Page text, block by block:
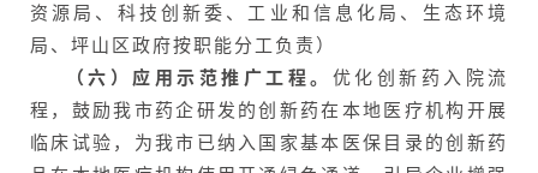
资源局、科技创新委、工业和信息化局、生态环境
局、坪山区政府按职能分工负责）
（六）应用示范推广工程。 优化创新药入院流
程，鼓励我市药企研发的创新药在本地医疗机构开展
临床试验，为我市已纳入国家基本医保目录的创新药